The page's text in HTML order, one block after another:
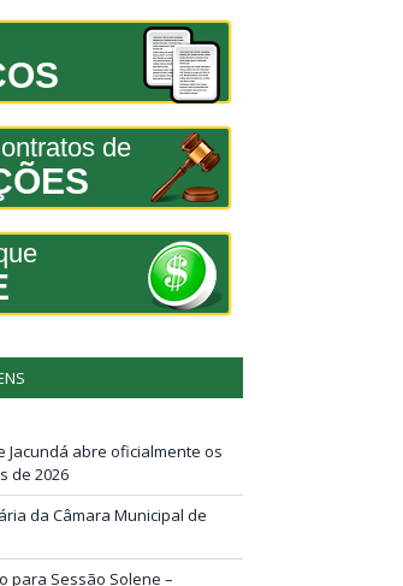
de
Jacundá abre oficialmente os
de 2026
da Câmara Municipal de
para Sessão Solene –